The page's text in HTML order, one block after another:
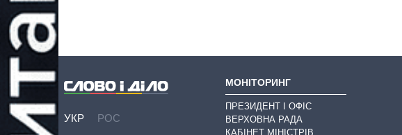
УКР РОС
МОНІТОРИНГ
ПРЕЗИДЕНТ І ОФІС
ВЕРХОВНА РАДА
КАБІНЕТ МІНІСТРІВ